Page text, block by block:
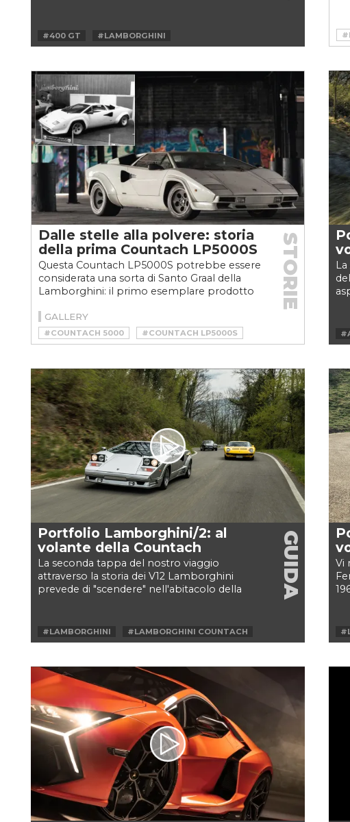
#400 GT
#LAMBORGHINI
Dalle stelle alla polvere: storia
della prima Countach LP5000S
Questa Countach LP5000S potrebbe essere
considerata una sorta di Santo Graal della
Lamborghini: il primo esemplare prodotto
STORIE
GALLERY
#COUNTACH 5000
#COUNTACH LP5000S
#LAMBORGHINI
#LP5000S
Portfolio Lamborghini/2: al
volante della Countach
La seconda tappa del nostro viaggio
attraverso la storia dei V12 Lamborghini
prevede di "scendere" nell'abitacolo della
GUIDA
#LAMBORGHINI #LAMBORGHINI COUNTACH
Vi